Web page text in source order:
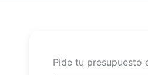
Pide tu presupuesto